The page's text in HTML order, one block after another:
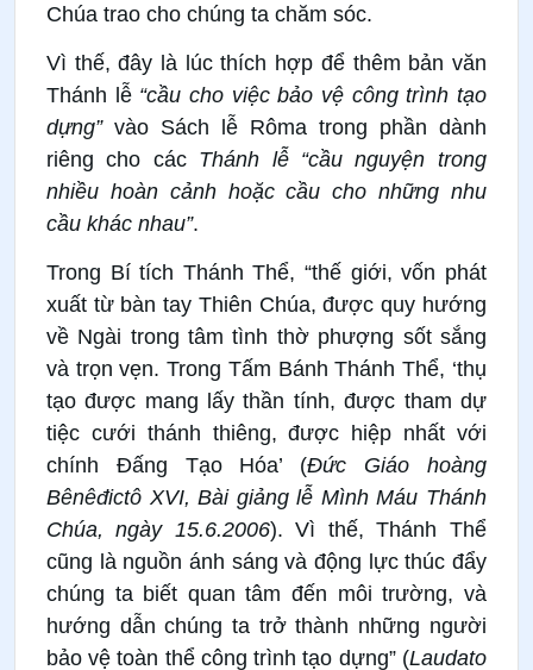
Chúa trao cho chúng ta chăm sóc.
Vì thế, đây là lúc thích hợp để thêm bản văn
Thánh lễ “cầu cho việc bảo vệ công trình tạo
dựng” vào Sách lễ Rôma trong phần dành
riêng cho các Thánh lễ “cầu nguyện trong
nhiều hoàn cảnh hoặc cầu cho những nhu
cầu khác nhau”.
Trong Bí tích Thánh Thể, “thế giới, vốn phát
xuất từ bàn tay Thiên Chúa, được quy hướng
về Ngài trong tâm tình thờ phượng sốt sắng
và trọn vẹn. Trong Tấm Bánh Thánh Thể, ‘thụ
tạo được mang lấy thần tính, được tham dự
tiệc cưới thánh thiêng, được hiệp nhất với
chính Đấng Tạo Hóa’ (Đức Giáo hoàng
Bênêđictô XVI, Bài giảng lễ Mình Máu Thánh
Chúa, ngày 15.6.2006). Vì thế, Thánh Thể
cũng là nguồn ánh sáng và động lực thúc đẩy
chúng ta biết quan tâm đến môi trường, và
hướng dẫn chúng ta trở thành những người
bảo vệ toàn thể công trình tạo dựng” (Laudato